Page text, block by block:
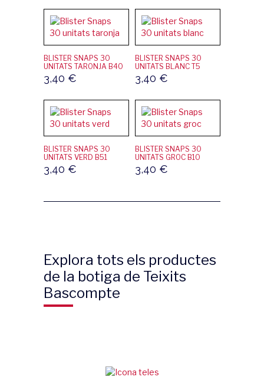
BLISTER SNAPS 30
UNITATS TARONJA B40
3,40 €
BLISTER SNAPS 30
UNITATS BLANC T5
3,40 €
BLISTER SNAPS 30
UNITATS VERD B51
3,40 €
BLISTER SNAPS 30
UNITATS GROC B10
3,40 €
Explora tots els productes
de la botiga de Teixits
Bascompte